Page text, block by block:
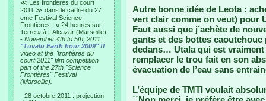
≪ Les frontières du court
2011 ≫ dans le cadre du 27
eme Festival Science
Frontières - « 24 heures sur
Terre » à L’Alcazar (Marseille).
- November 4th to 5th, 2011 :
"Tuvalu Earth hour 2009" !!
video at the "frontières du
court 2011" film competition
part of the 27th "Science
Frontières" Festival
(Marseille).
- 28 octobre 2011 : projection
Autre bonne idée de Leota :
vert clair comme on veut) pour
Faut aussi que j’achète de
gants et des bottes
dedans… Utala qui est
remplacer le trou fait en son
évacuation de l’eau sans
L’équipe de TMTI voulait